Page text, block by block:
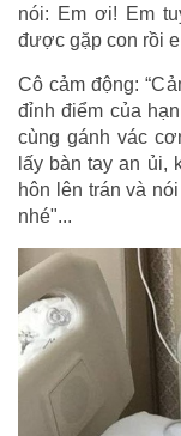
nói: Em ơi! Em
được gặp con rồi
Cô cảm động:
đỉnh điểm của
cùng gánh vác
lấy bàn tay an ủi,
hôn lên trán và
nhé"...